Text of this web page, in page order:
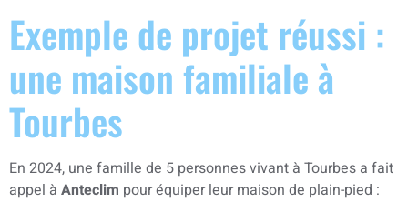
Exemple de projet réussi :
une maison familiale à
Tourbes
En 2024, une famille de 5 personnes vivant à Tourbes a fait
appel à Anteclim pour équiper leur maison de plain-pied :